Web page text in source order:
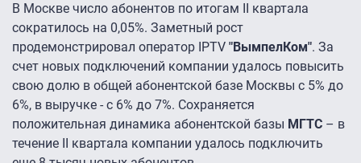
В Москве число абонентов по итогам II квартала
сократилось на 0,05%. Заметный рост
продемонстрировал оператор IPTV "ВымпелКом". За
счет новых подключений компании удалось повысить
свою долю в общей абонентской базе Москвы с 5% до
6%, в выручке - с 6% до 7%. Сохраняется
положительная динамика абонентской базы МГТС – в
течение II квартала компании удалось подключить